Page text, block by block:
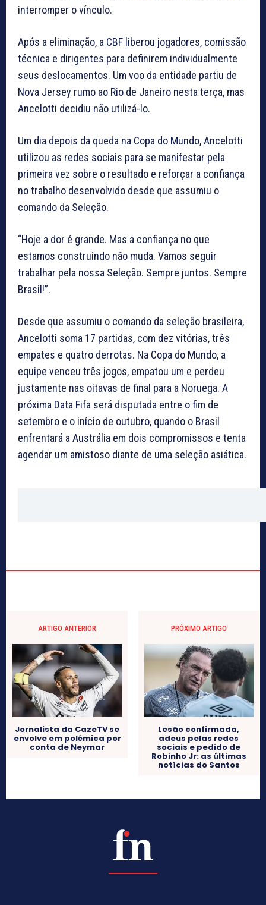
interromper o vínculo.
Após a eliminação, a CBF liberou jogadores, comissão
técnica e dirigentes para definirem individualmente
seus deslocamentos. Um voo da entidade partiu de
Nova Jersey rumo ao Rio de Janeiro nesta terça, mas
Ancelotti decidiu não utilizá-lo.
Um dia depois da queda na Copa do Mundo, Ancelotti
utilizou as redes sociais para se manifestar pela
primeira vez sobre o resultado e reforçar a confiança
no trabalho desenvolvido desde que assumiu o
comando da Seleção.
“Hoje a dor é grande. Mas a confiança no que
estamos construindo não muda. Vamos seguir
trabalhar pela nossa Seleção. Sempre juntos. Sempre
Brasil!”.
Desde que assumiu o comando da seleção brasileira,
Ancelotti soma 17 partidas, com dez vitórias, três
empates e quatro derrotas. Na Copa do Mundo, a
equipe venceu três jogos, empatou um e perdeu
justamente nas oitavas de final para a Noruega. A
próxima Data Fifa será disputada entre o fim de
setembro e o início de outubro, quando o Brasil
enfrentará a Austrália em dois compromissos e tenta
agendar um amistoso diante de uma seleção asiática.
ARTIGO ANTERIOR
Jornalista da CazeTV se
envolve em polêmica por
conta de Neymar
PRÓXIMO ARTIGO
Lesão confirmada,
adeus pelas redes
sociais e pedido de
Robinho Jr: as últimas
notícias do Santos